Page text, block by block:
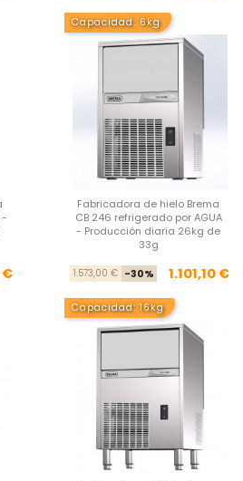
-
base
€
Capacidad: 6kg
Fabricadora de hielo Brema
CB 246 refrigerado por AGUA
- Producción diaria 26kg de
33g
1.573,00 € -30% 1.101,10 €
Capacidad: 16kg